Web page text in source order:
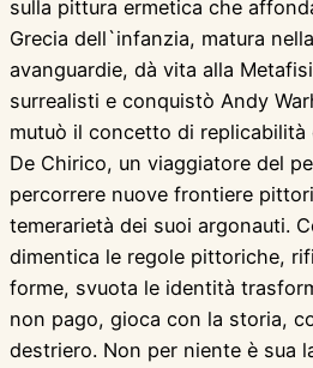
sulla pittura ermetica che
Grecia dell`infanzia, matura
avanguardie, dà vita alla
surrealisti e conquistò Andy
mutuò il concetto di replicabilità
De Chirico, un viaggiatore del
percorrere nuove frontiere
temerarietà dei suoi argonauti.
dimentica le regole pittoriche,
forme, svuota le identità
non pago, gioca con la storia,
destriero. Non per niente è sua